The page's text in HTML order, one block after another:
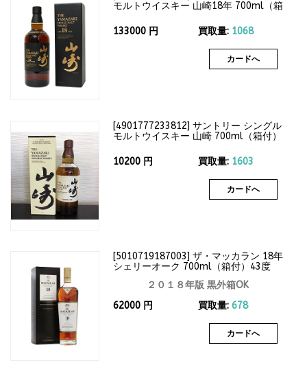
モルトウイスキー 山崎18年 700ml（箱
133000 円 買取量: 1068
カードへ
[4901777233812] サントリー シングル
モルトウイスキー 山崎 700ml（箱付）
10200 円 買取量: 1603
カードへ
[5010719187003] ザ・マッカラン 18年
シェリーオーク 700ml（箱付）43度
２０１８年版 黒外箱OK
62000 円 買取量: 678
カードへ